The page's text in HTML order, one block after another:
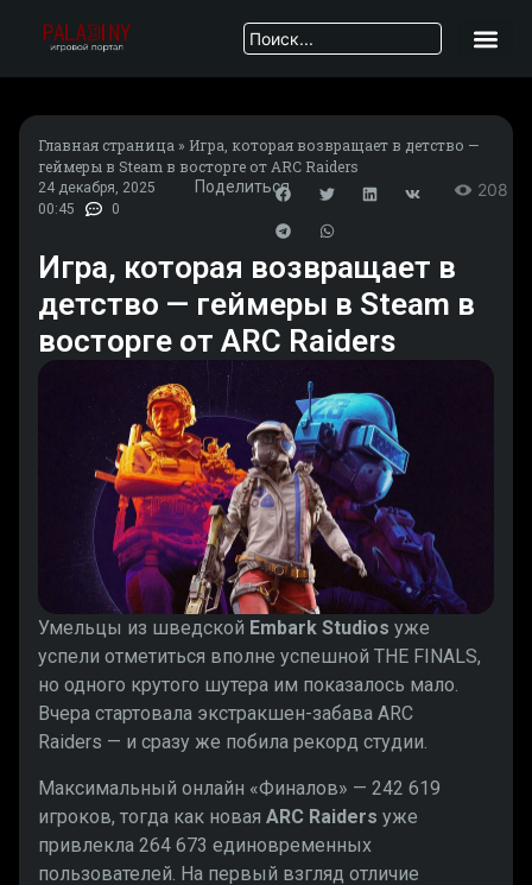
Главная страница » Игра, которая возвращает в детство —
геймеры в Steam в восторге от ARC Raiders
24 декабря, 2025
00:45
0
Поделиться 208
Игра, которая возвращает в
детство — геймеры в Steam в
восторге от ARC Raiders
Умельцы из шведской Embark Studios уже
успели отметиться вполне успешной THE FINALS,
но одного крутого шутера им показалось мало.
Вчера стартовала экстракшен-забава ARC
Raiders — и сразу же побила рекорд студии.
Максимальный онлайн «Финалов» — 242 619
игроков, тогда как новая ARC Raiders уже
привлекла 264 673 единовременных
пользователей. На первый взгляд отличие